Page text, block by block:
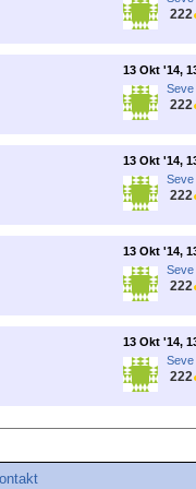
222
13 Okt '14,
Seve
222
13 Okt '14,
Seve
222
13 Okt '14,
Seve
222
13 Okt '14,
Seve
222